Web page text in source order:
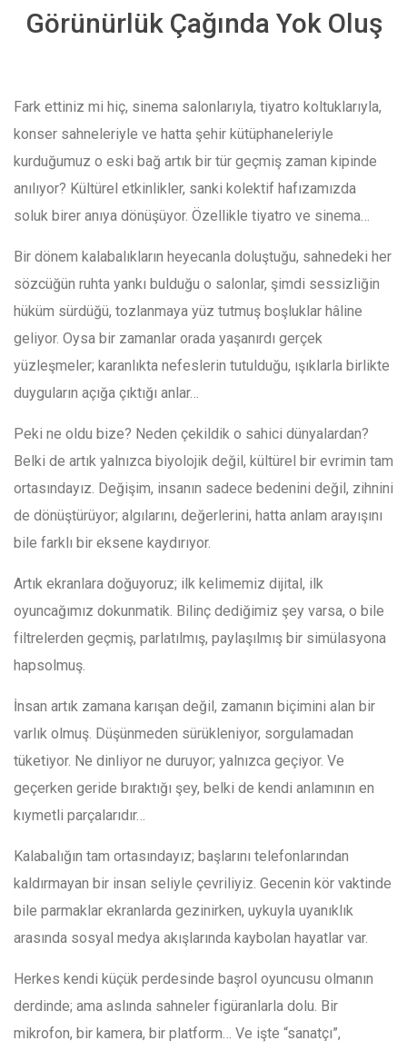
Görünürlük Çağında Yok Oluş
Fark ettiniz mi hiç, sinema salonlarıyla, tiyatro koltuklarıyla,
konser sahneleriyle ve hatta şehir kütüphaneleriyle
kurduğumuz o eski bağ artık bir tür geçmiş zaman kipinde
anılıyor? Kültürel etkinlikler, sanki kolektif hafızamızda
soluk birer anıya dönüşüyor. Özellikle tiyatro ve sinema…
Bir dönem kalabalıkların heyecanla doluştuğu, sahnedeki her
sözcüğün ruhta yankı bulduğu o salonlar, şimdi sessizliğin
hüküm sürdüğü, tozlanmaya yüz tutmuş boşluklar hâline
geliyor. Oysa bir zamanlar orada yaşanırdı gerçek
yüzleşmeler; karanlıkta nefeslerin tutulduğu, ışıklarla birlikte
duyguların açığa çıktığı anlar…
Peki ne oldu bize? Neden çekildik o sahici dünyalardan?
Belki de artık yalnızca biyolojik değil, kültürel bir evrimin tam
ortasındayız. Değişim, insanın sadece bedenini değil, zihnini
de dönüştürüyor; algılarını, değerlerini, hatta anlam arayışını
bile farklı bir eksene kaydırıyor.
Artık ekranlara doğuyoruz; ilk kelimemiz dijital, ilk
oyuncağımız dokunmatik. Bilinç dediğimiz şey varsa, o bile
filtrelerden geçmiş, parlatılmış, paylaşılmış bir simülasyona
hapsolmuş.
İnsan artık zamana karışan değil, zamanın biçimini alan bir
varlık olmuş. Düşünmeden sürükleniyor, sorgulamadan
tüketiyor. Ne dinliyor ne duruyor; yalnızca geçiyor. Ve
geçerken geride bıraktığı şey, belki de kendi anlamının en
kıymetli parçalarıdır…
Kalabalığın tam ortasındayız; başlarını telefonlarından
kaldırmayan bir insan seliyle çevriliyiz. Gecenin kör vaktinde
bile parmaklar ekranlarda gezinirken, uykuyla uyanıklık
arasında sosyal medya akışlarında kaybolan hayatlar var.
Herkes kendi küçük perdesinde başrol oyuncusu olmanın
derdinde; ama aslında sahneler figüranlarla dolu. Bir
mikrofon, bir kamera, bir platform… Ve işte “sanatçı”,